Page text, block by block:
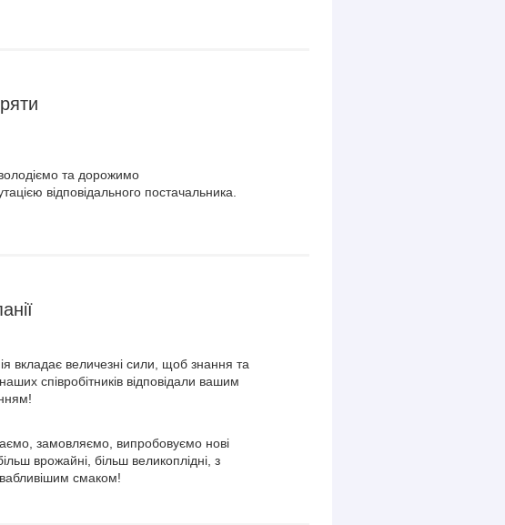
та дорожимо
відповідального постачальника.
вкладає величезні сили, щоб знання та
співробітників відповідали вашим
замовляємо, випробовуємо нові
врожайні, більш великоплідні, з
смаком!